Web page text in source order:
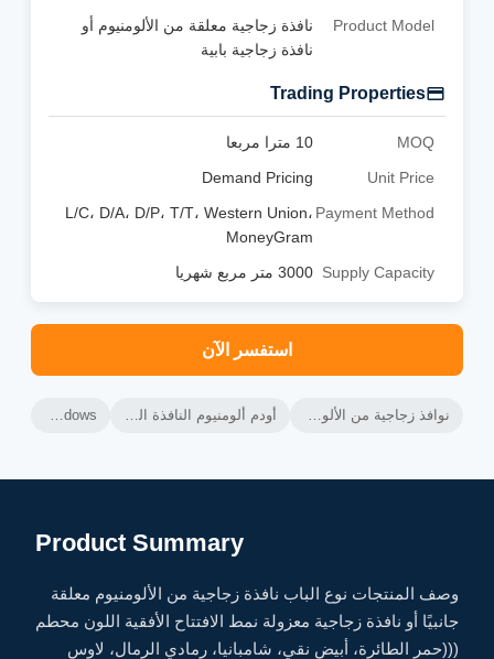
Product Model
نافذة زجاجية معلقة من الألومنيوم أو
نافذة زجاجية بابية
Trading Properties
MOQ
10 مترا مربعا
Unit Price
Demand Pricing
Payment Method L/C، D/A، D/P، T/T، Western Union،
MoneyGram
Supply Capacity 3000 متر مربع شهريا
استفسر الآن
نوافذ زجاجية من الألومنيوم,النوافذ المنزلقة الأفقية من الألومنيوم,نوافذ الزجاج المنزلية من الألومنيوم أودم ألومنيوم النافذة المعلقة جانبا,ألومنيوم النافذة الجانبية المعلقة أفقي,مطبخ شاشة نافذة ضد الحشرات Aluminium Glass Sliding Windows
Product Summary
وصف المنتجات نوع الباب نافذة زجاجية من الألومنيوم معلقة
جانبيًا أو نافذة زجاجية معزولة نمط الافتتاح الأفقية اللون محطم
(((حمر الطائرة، أبيض نقي، شامبانيا، رمادي الرمال، لاوس